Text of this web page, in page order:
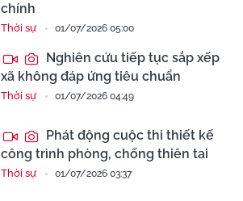
chính
Thời sự 01/07/2026 05:00
Nghiên cứu tiếp tục sắp xếp
xã không đáp ứng tiêu chuẩn
Thời sự 01/07/2026 04:49
Phát động cuộc thi thiết kế
công trình phòng, chống thiên tai
Thời sự 01/07/2026 03:37